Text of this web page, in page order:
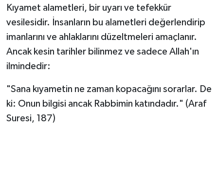
Kıyamet alametleri, bir uyarı ve tefekkür
vesilesidir. İnsanların bu alametleri değerlendirip
imanlarını ve ahlaklarını düzeltmeleri amaçlanır.
Ancak kesin tarihler bilinmez ve sadece Allah'ın
ilmindedir:
"Sana kıyametin ne zaman kopacağını sorarlar. De
ki: Onun bilgisi ancak Rabbimin katındadır." (Araf
Suresi, 187)